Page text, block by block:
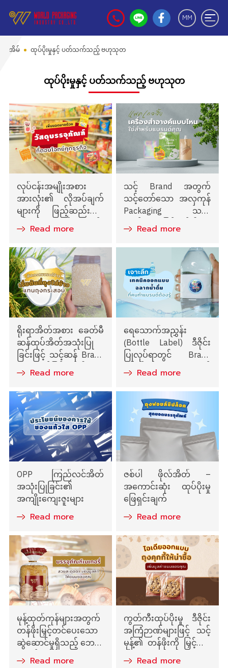
MM
အိမ် ထုပ်ပိုးမှုနှင့် ပတ်သက်သည့် ဗဟုသုတ
ထုပ်ပိုးမှုနှင့် ပတ်သက်သည့် ဗဟုသုတ
လုပ်ငန်းအမျိုးအစား
အားလုံး၏ လိုအပ်ချက်
များကို ဖြည့်ဆည်းပေး
နိုင်သော ထုပ်ပိုးပစ္စည်း
များဖြင့် အရောင်းမြှင့်တင်
ပါ
Read more
သင့် Brand အတွက်
သင့်တော်သော အလှကုန်
Packaging သည်
ဘယ်လိုပုံစံဖြစ်သင့်ပါ
သလဲ?Read more
ရိုးရာအိတ်အစား ခေတ်မီ
ဆန်ထုပ်အိတ်အသုံးပြု
ခြင်းဖြင့် သင့်ဆန် Brand
ကို အဆင့်မြှင့်တင်ပါ
Read more
ရေသောက်အညွှန်း
(ฺBottle Label) ဒီဇိုင်း
ပြုလုပ်ရာတွင် Brand
ပိုင်ရှင်များ သိထားသင့်
သော နည်းလမ်းများကို
လေ့လာကြည့်ပါ
Read more
OPP ကြည်လင်အိတ်
အသုံးပြုခြင်း၏
အကျိုးကျေးဇူးများ
Read more
ဇစ်ပါ ဖိုလ်အိတ် –
အကောင်းဆုံး ထုပ်ပိုးမှု
ဖြေရှင်းချက်
Read more
မုန့်ထုတ်ကုန်များအတွက်
တန်ဖိုးမြှင့်တင်ပေးသော
ဆွဲဆောင်မှုရှိသည့် ဘေက
ရီ ထုပ်ပိုးမှု
Read more
ကွတ်ကီးထုပ်ပိုးမှု ဒီဇိုင်း
အကြံဉာဏ်များဖြင့် သင့်
မုန့်၏ တန်ဖိုးကို မြှင့်တင်
ပါ Read more